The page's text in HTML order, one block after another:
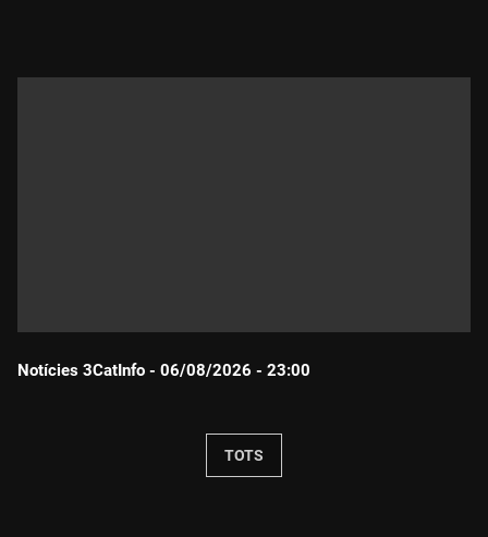
Notícies 3CatInfo - 06/08/2026 - 23:00
TOTS